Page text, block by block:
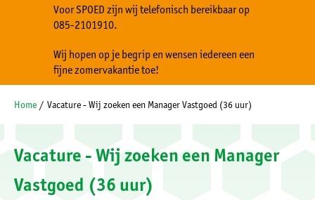
Voor SPOED zijn wij telefonisch bereikbaar op
085-2101910.
Wij hopen op je begrip en wensen iedereen een
fijne zomervakantie toe!
Home Vacature - Wij zoeken een Manager Vastgoed (36 uur)
Vacature - Wij zoeken een Manager
Vastgoed (36 uur)